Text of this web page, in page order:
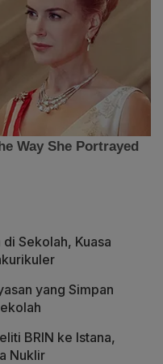
Sekolah, Kuasa
yang Simpan
BRIN ke Istana,
Nuklir